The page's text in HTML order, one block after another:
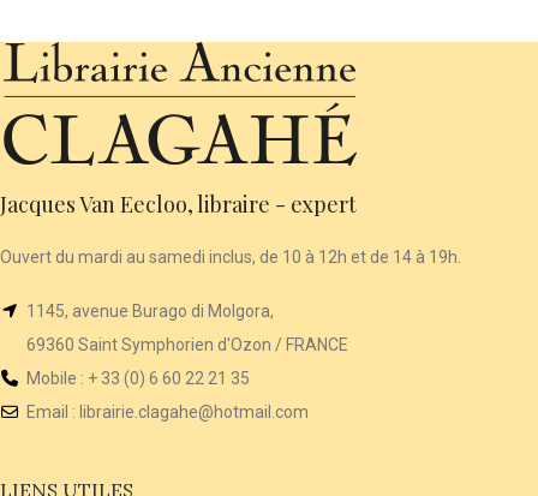
Jacques Van Eecloo, libraire - expert
Ouvert du mardi au samedi inclus, de 10 à 12h et de 14 à 19h.
1145, avenue Burago di Molgora,
69360 Saint Symphorien d'Ozon / FRANCE
Mobile : + 33 (0) 6 60 22 21 35
Email : librairie .clagahe@hotmail.com
LIENS UTILES